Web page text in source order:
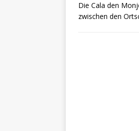
Die Cala den
zwischen den